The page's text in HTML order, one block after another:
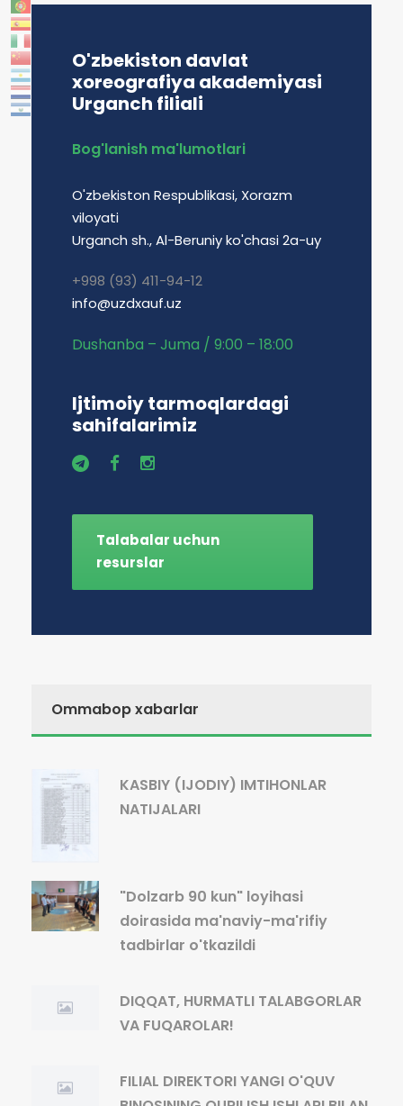
O'zbekiston davlat
xoreografiya akademiyasi
Urganch filiali
Bog'lanish ma'lumotlari
O'zbekiston Respublikasi, Xorazm
viloyati
Urganch sh., Al-Beruniy ko'chasi 2a-uy
+998 (93) 411-94-12
info@uzdxauf.uz
Dushanba – Juma / 9:00 – 18:00
Ijtimoiy tarmoqlardagi
sahifalarimiz
Talabalar uchun
resurslar
Ommabop xabarlar
KASBIY (IJODIY) IMTIHONLAR
NATIJALARI
"Dolzarb 90 kun" loyihasi
doirasida ma'naviy-ma'rifiy
tadbirlar o'tkazildi
DIQQAT, HURMATLI TALABGORLAR
VA FUQAROLAR!
FILIAL DIREKTORI YANGI O'QUV